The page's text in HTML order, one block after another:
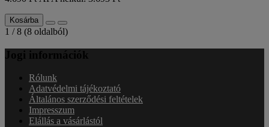
Kosárba
1 / 8 (8 oldalból)
Jogi információk
Rólunk
Adatvédelmi tájékoztató
Általános szerződési feltételek
Impresszum
Elállás a vásárlástól